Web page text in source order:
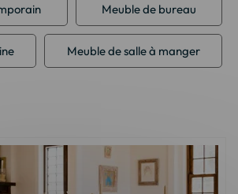
Meuble de bureau
Meuble de salle à manger